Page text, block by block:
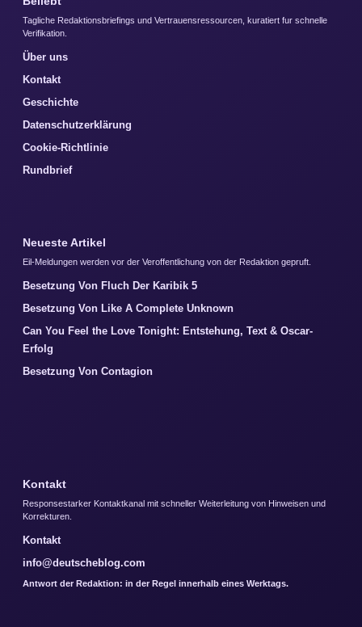
Tagliche Redaktionsbriefings und Vertrauensressourcen, kuratiert fur schnelle
Verifikation.
Über uns
Kontakt
Geschichte
Datenschutzerklärung
Cookie-Richtlinie
Rundbrief
Neueste Artikel
Eil-Meldungen werden vor der Veroffentlichung von der Redaktion gepruft.
Besetzung Von Fluch Der Karibik 5
Besetzung Von Like A Complete Unknown
Can You Feel the Love Tonight: Entstehung, Text & Oscar-
Erfolg
Besetzung Von Contagion
Kontakt
Responsestarker Kontaktkanal mit schneller Weiterleitung von Hinweisen und
Korrekturen.
Kontakt
info@deutscheblog.com
Antwort der Redaktion: in der Regel innerhalb eines Werktags.